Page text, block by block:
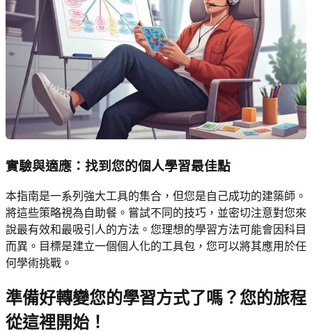
實驗與適應：找到您的個人學習最佳點
本指南是一系列強大工具的集合，但您是自己成功的建築師。
將這些策略視為自助餐。嘗試不同的技巧，並密切注意對您來
說最有效和最吸引人的方法。您理想的學習方法可能會因科目
而異。目標是建立一個個人化的工具包，您可以將其應用於任
何學術挑戰。
準備好轉變您的學習方式了嗎？您的旅程
從這裡開始！